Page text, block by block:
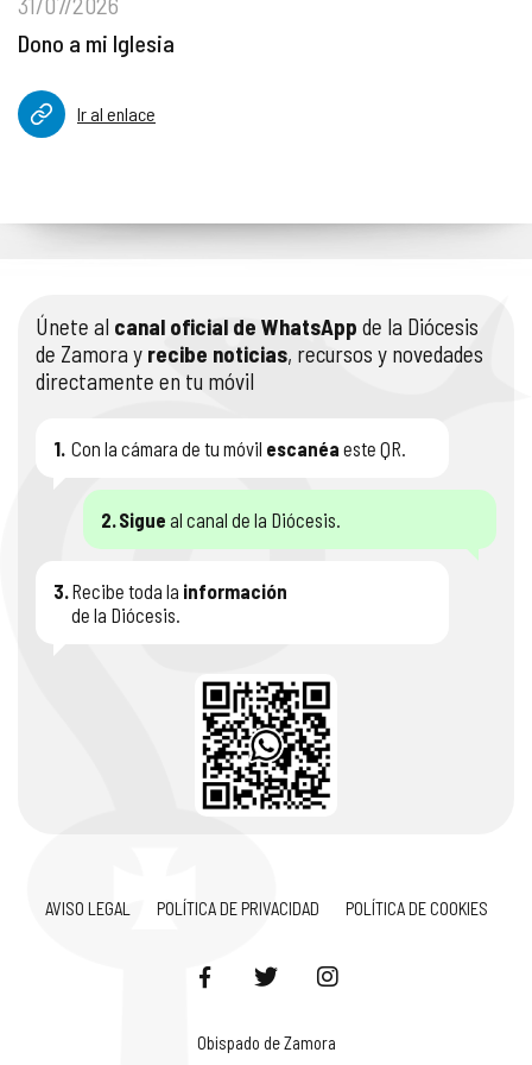
Dono a mi Iglesia
Ir al enlace
Únete al canal oficial de WhatsApp de la Diócesis
de Zamora y recibe noticias, recursos y novedades
directamente en tu móvil
1. Con la cámara de tu móvil escanéa este QR.
2.Sigue al canal de la Diócesis.
3.Recibe toda la información
de la Diócesis.
AVISO LEGAL POLÍTICA DE PRIVACIDAD POLÍTICA DE COOKIES
Obispado de Zamora